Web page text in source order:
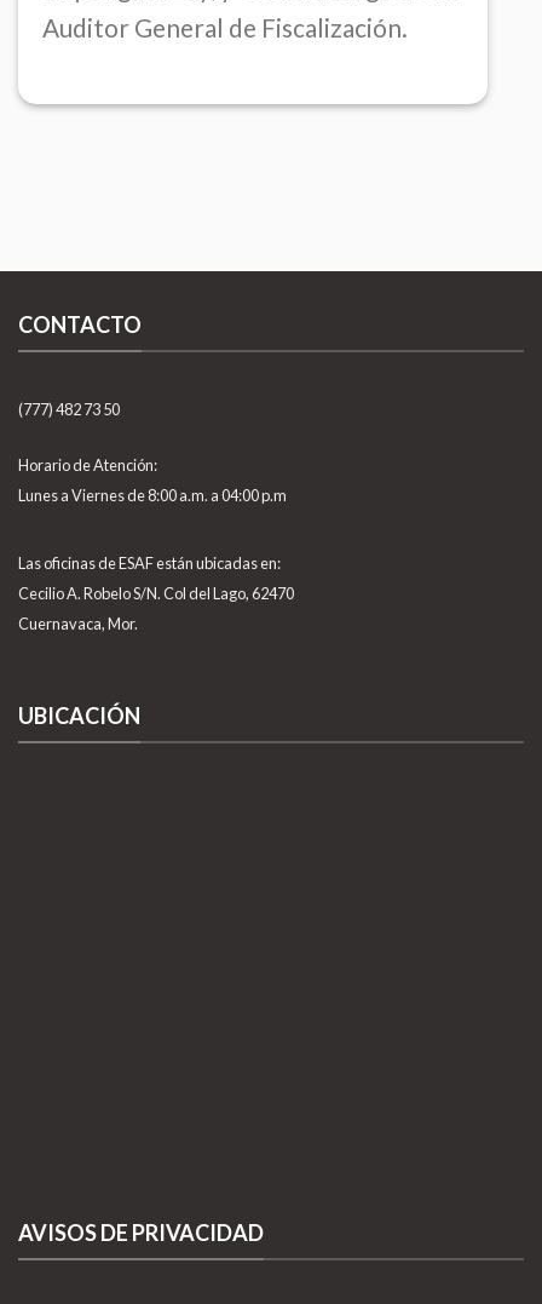
Auditor General de Fiscalización.
CONTACTO
(777) 482 73 50
Horario de Atención:
Lunes a Viernes de 8:00 a.m. a 04:00 p.m
Las oficinas de ESAF están ubicadas en:
Cecilio A. Robelo S/N. Col del Lago, 62470
Cuernavaca, Mor.
UBICACIÓN
AVISOS DE PRIVACIDAD